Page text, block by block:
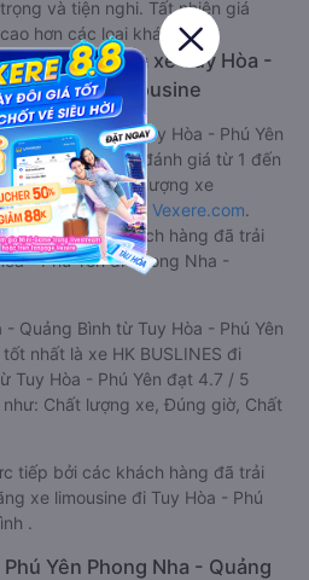
và tiện nghi. Tất nhiên giá
hơn các loại khác.
đánh giá nhà xe Tuy Hòa -
Bình limousine
Quảng Bình từ Tuy Hòa - Phú Yên
lượng dựa trên đánh giá từ 1 đến
chí như: Chất lượng xe
phục vụ trên Vexere.com.
tiếp bởi các khách hàng đã trải
- Phú Yên đi Phong Nha -
Quảng Bình từ Tuy Hòa - Phú Yên
nhất là xe HK BUSLINES đi
Tuy Hòa - Phú Yên đạt 4.7 / 5
Chất lượng xe, Đúng giờ, Chất
tiếp bởi các khách hàng đã trải
xe limousine đi Tuy Hòa - Phú
.
Yên Phong Nha - Quảng